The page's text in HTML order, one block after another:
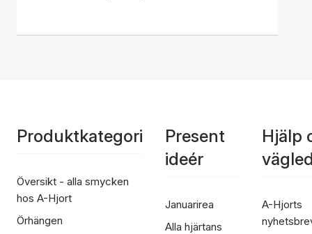
Produktkategori
Översikt - alla smycken
hos A-Hjort
Örhängen
Present
ideér
Januarirea
Alla hjärtans
Hjälp
A-Hjorts